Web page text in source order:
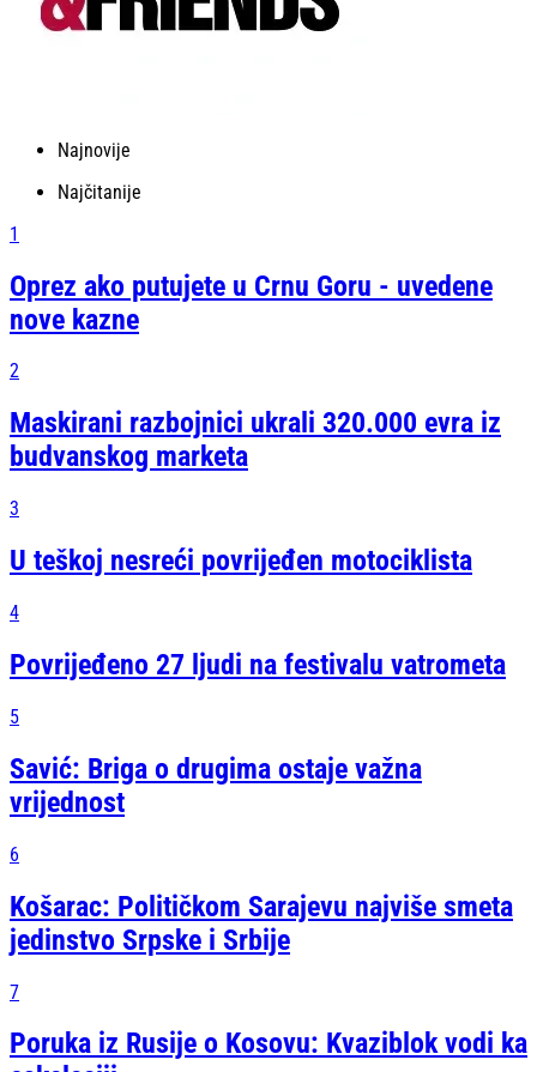
Najnovije
Najčitanije
1
Oprez ako putujete u Crnu Goru - uvedene
nove kazne
2
Maskirani razbojnici ukrali 320.000 evra iz
budvanskog marketa
3
U teškoj nesreći povrijeđen motociklista
4
Povrijeđeno 27 ljudi na festivalu vatrometa
5
Savić: Briga o drugima ostaje važna
vrijednost
6
Košarac: Političkom Sarajevu najviše smeta
jedinstvo Srpske i Srbije
7
Poruka iz Rusije o Kosovu: Kvaziblok vodi ka